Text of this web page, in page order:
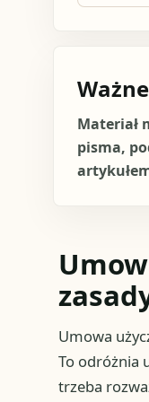
Materiał
pisma,
Umowa
To odróżnia
trzeba